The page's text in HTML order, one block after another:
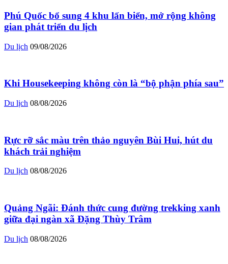
Phú Quốc bổ sung 4 khu lấn biển, mở rộng không
gian phát triển du lịch
Du lịch 09/08/2026
Khi Housekeeping không còn là “bộ phận phía sau”
Du lịch 08/08/2026
Rực rỡ sắc màu trên thảo nguyên Bùi Hui, hút du
khách trải nghiệm
Du lịch 08/08/2026
Quảng Ngãi: Đánh thức cung đường trekking xanh
giữa đại ngàn xã Đặng Thùy Trâm
Du lịch 08/08/2026